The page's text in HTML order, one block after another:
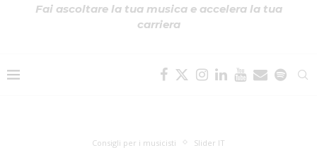
Fai ascoltare la tua musica e accelera la tua
carriera
Consigli per i musicisti Slider IT